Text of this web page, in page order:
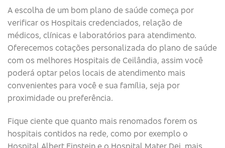
A escolha de um bom plano de saúde começa por
verificar os Hospitais credenciados, relação de
médicos, clínicas e laboratórios para atendimento.
Oferecemos cotações personalizada do plano de saúde
com os melhores Hospitais de Ceilândia, assim você
poderá optar pelos locais de atendimento mais
convenientes para você e sua família, seja por
proximidade ou preferência.
Fique ciente que quanto mais renomados forem os
hospitais contidos na rede, como por exemplo o
Hospital Albert Einstein e o Hospital Mater Dei, mais